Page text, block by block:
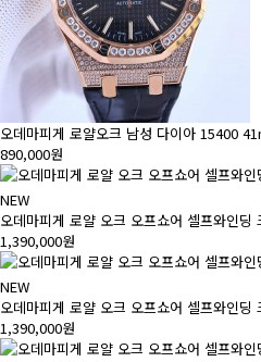
오데마피게 로얄오크 남성 다이아 15400
890,000원
NEW
오데마피게 로얄 오크 오프쇼어 셀프와인
1,390,000원
NEW
오데마피게 로얄 오크 오프쇼어 셀프와인
1,390,000원